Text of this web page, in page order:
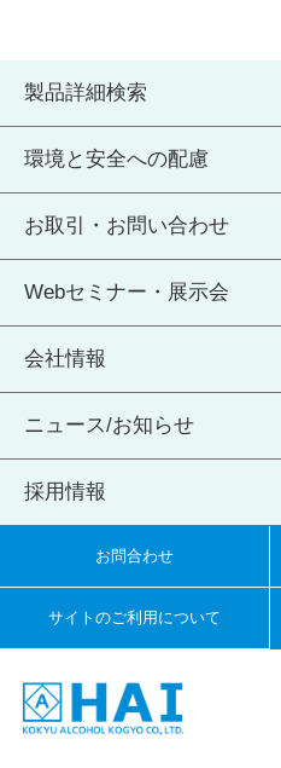
製品詳細検索
環境と安全への配慮
お取引・お問い合わせ
Webセミナー・展示会
会社情報
ニュース/お知らせ
採用情報
お問合わせ
サイトのご利用について